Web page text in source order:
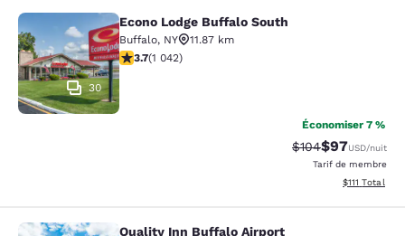
Econo Lodge Buffalo South
30
Econo Lodge Buffalo South
Buffalo, NY
11.87 km
3.66 étoiles. Bien. 1042 commentaires
3.7(1 042)
Économiser 7 %
Tarif barré :
$104Tarif réduit :
$97USD/nuit
Tarif de membre
Afficher les
$111 Total
Quality Inn Buffalo Airport